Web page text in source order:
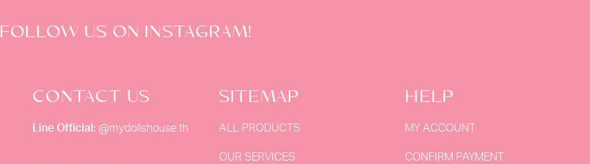
FOLLOW US ON INSTAGRAM!
CONTACT US
Line Official:@mydollshouse.th
SITEMAP
ALL PRODUCTS
OUR SERVICES
HELP
MY ACCOUNT
CONFIRM PAYMENT